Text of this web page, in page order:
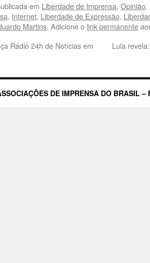
em Liberdade de Imprensa, Opinião,
, Internet, Liberdade de Expressão,
Martins. Adicione o link permanente
Rádio 24h de Notícias em
Lula
DE IMPRENSA DO BRASIL –